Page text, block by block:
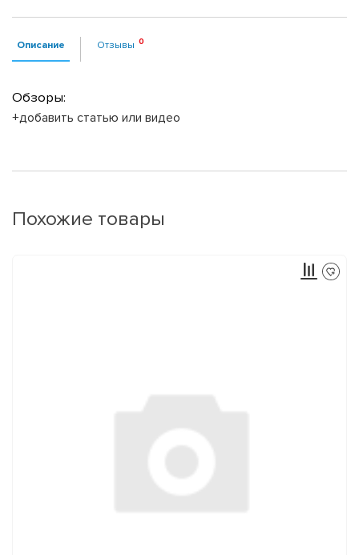
Описание Отзывы
Обзоры:
+добавить статью или видео
Похожие товары